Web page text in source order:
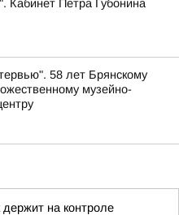
Кабинет Петра Губонина
58 лет Брянскому
музейно-
держит на контроле